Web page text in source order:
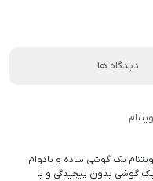
دیدگاه ها
مدل 105 (2019) ساخت ویتنام یک گوشی ساده و بادوام
گوشی بدون پیچیدگی و با